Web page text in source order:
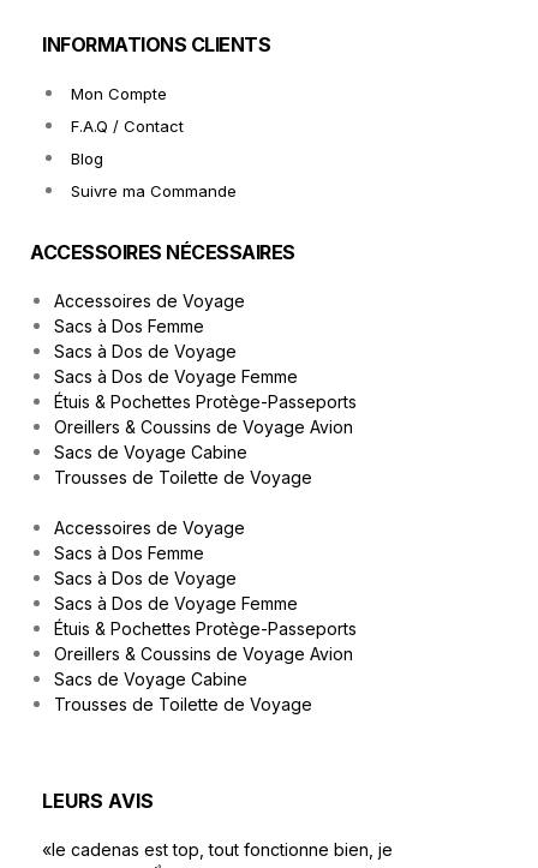
INFORMATIONS CLIENTS
Mon Compte
F.A.Q / Contact
Blog
Suivre ma Commande
ACCESSOIRES NÉCESSAIRES
Accessoires de Voyage
Sacs à Dos Femme
Sacs à Dos de Voyage
Sacs à Dos de Voyage Femme
Étuis & Pochettes Protège-Passeports
Oreillers & Coussins de Voyage Avion
Sacs de Voyage Cabine
Trousses de Toilette de Voyage
Accessoires de Voyage
Sacs à Dos Femme
Sacs à Dos de Voyage
Sacs à Dos de Voyage Femme
Étuis & Pochettes Protège-Passeports
Oreillers & Coussins de Voyage Avion
Sacs de Voyage Cabine
Trousses de Toilette de Voyage
LEURS AVIS
«le cadenas est top, tout fonctionne bien, je